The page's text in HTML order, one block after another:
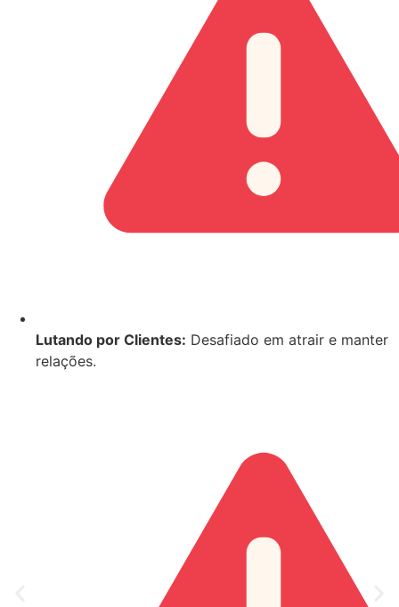
Lutando por Clientes: Desafiado em atrair e manter
relações.